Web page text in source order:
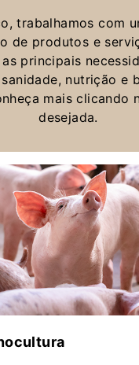
trabalhamos com
de produtos e
principais
nutrição e
mais clicando
desejada.